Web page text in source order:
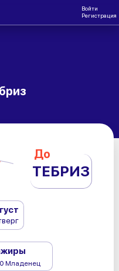
Войти
Регистрация
До
ТЕБРИЗ
Младенец